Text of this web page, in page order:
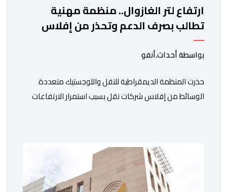
ارتفاع لتر الغازوال.. منظمة مهنية
تطالب بصرف الدعم وتحذر من إفلاس
شركات النقل
بواسطة أحداث.أنفو
حذرت المنظمة الديمقراطية للنقل واللوجستيك متعددة
الوسائط من إفلاس شركات نقل بسبب استمرار الارتفاعات
والسائقون المهنيون، على حد سواء، يواجهون ضغوطا
اقتصادية غير مسبوقة نتيجة الارتفاع المستمر في كلفة
العملية النقلية، حيث […]